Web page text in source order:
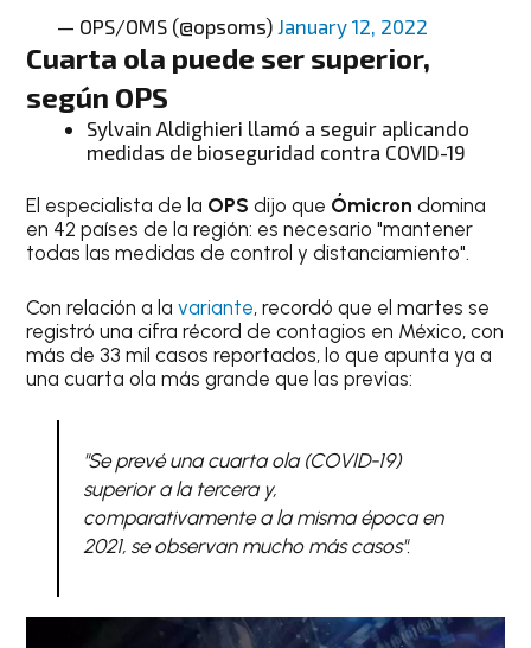
— OPS/OMS (@opsoms) January 12, 2022
Cuarta ola puede ser superior,
según OPS
Sylvain Aldighieri llamó a seguir aplicando
medidas de bioseguridad contra COVID-19
El especialista de la OPS dijo que Ómicron domina
en 42 países de la región: es necesario "mantener
todas las medidas de control y distanciamiento".
Con relación a lavariante, recordó que el martes se
registró una cifra récord de contagios en México, con
más de 33 mil casos reportados, lo que apunta ya a
una cuarta ola más grande que las previas:
"Se prevé una cuarta ola (COVID-19)
superior a la tercera y,
comparativamente a la misma época en
2021, se observan mucho más casos".